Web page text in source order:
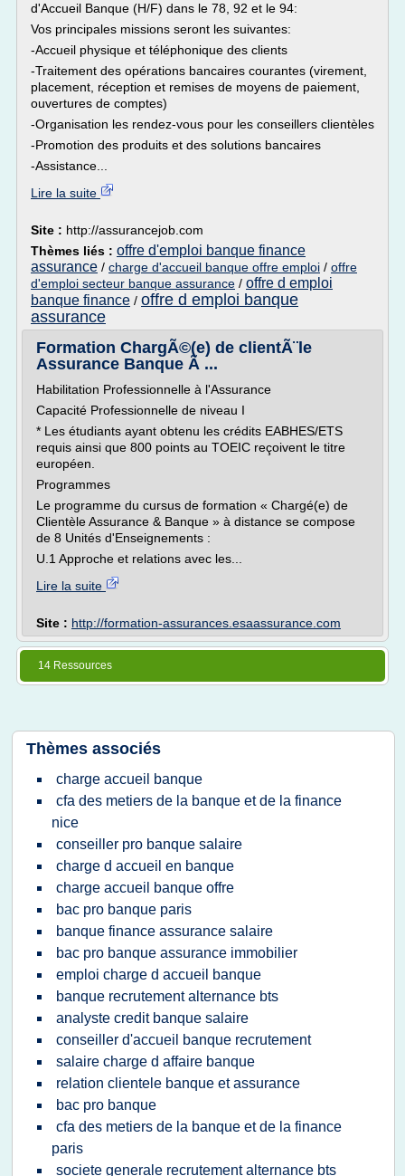
d'Accueil Banque (H/F) dans le 78, 92 et le 94:
Vos principales missions seront les suivantes:
-Accueil physique et téléphonique des clients
-Traitement des opérations bancaires courantes (virement,
placement, réception et remises de moyens de paiement,
ouvertures de comptes)
-Organisation les rendez-vous pour les conseillers clientèles
-Promotion des produits et des solutions bancaires
-Assistance...
Lire la suite
Site : http://assurancejob.com
Thèmes liés : offre d'emploi banque finance
assurance / charge d'accueil banque offre emploi / offre
d'emploi secteur banque assurance / offre d emploi
banque finance / offre d emploi banque
assurance
Formation ChargÃ©(e) de clientÃ¨le
Assurance Banque Ã ...
Habilitation Professionnelle à l'Assurance
Capacité Professionnelle de niveau I
* Les étudiants ayant obtenu les crédits EABHES/ETS
requis ainsi que 800 points au TOEIC reçoivent le titre
européen.
Programmes
Le programme du cursus de formation « Chargé(e) de
Clientèle Assurance & Banque » à distance se compose
de 8 Unités d'Enseignements :
U.1 Approche et relations avec les...
Lire la suite
Site : http://formation-assurances.esaassurance.com
14 Ressources
Thèmes associés
charge accueil banque
cfa des metiers de la banque et de la finance
nice
conseiller pro banque salaire
charge d accueil en banque
charge accueil banque offre
bac pro banque paris
banque finance assurance salaire
bac pro banque assurance immobilier
emploi charge d accueil banque
banque recrutement alternance bts
analyste credit banque salaire
conseiller d'accueil banque recrutement
salaire charge d affaire banque
relation clientele banque et assurance
bac pro banque
cfa des metiers de la banque et de la finance
paris
societe generale recrutement alternance bts